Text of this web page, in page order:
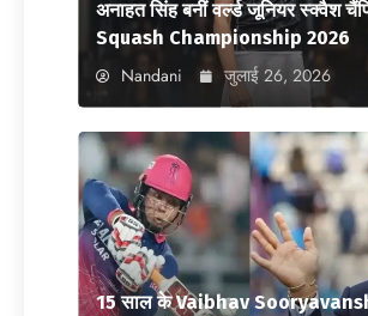
अनाहत सिंह बनीं वर्ल्ड जूनियर स्क्वैश
Squash Championship 2026
Nandani जुलाई 26, 2026
15 साल के Vaibhav